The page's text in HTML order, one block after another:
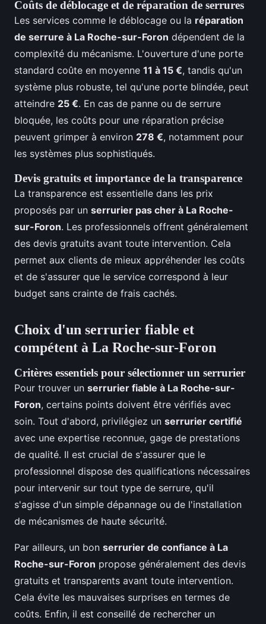
Coûts de déblocage et de réparation de serrures
Les services comme le déblocage ou la réparation
de serrure à La Roche-sur-Foron dépendent de la
complexité du mécanisme. L'ouverture d'une porte
standard coûte en moyenne 11 à 15 €, tandis qu'un
système plus robuste, tel qu'une porte blindée, peut
atteindre 25 €. En cas de panne ou de serrure
bloquée, les coûts pour une réparation précise
peuvent grimper à environ 278 €, notamment pour
les systèmes plus sophistiqués.
Devis gratuits et importance de la transparence
La transparence est essentielle dans les prix
proposés par un serrurier pas cher à La Roche-
sur-Foron. Les professionnels offrent généralement
des devis gratuits avant toute intervention. Cela
permet aux clients de mieux appréhender les coûts
et de s'assurer que le service correspond à leur
budget sans crainte de frais cachés.
Choix d'un serrurier fiable et
compétent à La Roche-sur-Foron
Critères essentiels pour sélectionner un serrurier
Pour trouver un serrurier fiable à La Roche-sur-
Foron, certains points doivent être vérifiés avec
soin. Tout d'abord, privilégiez un serrurier certifié
avec une expertise reconnue, gage de prestations
de qualité. Il est crucial de s'assurer que le
professionnel dispose des qualifications nécessaires
pour intervenir sur tout type de serrure, qu'il
s'agisse d'un simple dépannage ou de l'installation
de mécanismes de haute sécurité.
Par ailleurs, un bon serrurier de confiance à La
Roche-sur-Foron propose généralement des devis
gratuits et transparents avant toute intervention.
Cela évite les mauvaises surprises en termes de
coûts. Enfin, il est conseillé de rechercher un